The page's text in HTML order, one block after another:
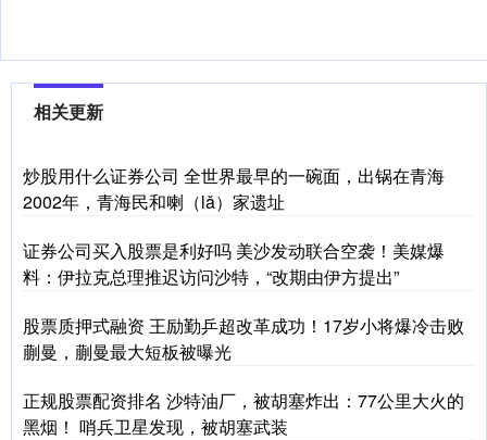
相关更新
炒股用什么证券公司 全世界最早的一碗面，出锅在青海
2002年，青海民和喇（lǎ）家遗址
证券公司买入股票是利好吗 美沙发动联合空袭！美媒爆
料：伊拉克总理推迟访问沙特，“改期由伊方提出”
股票质押式融资 王励勤乒超改革成功！17岁小将爆冷击败
蒯曼，蒯曼最大短板被曝光
正规股票配资排名 沙特油厂，被胡塞炸出：77公里大火的
黑烟！ 哨兵卫星发现，被胡塞武装